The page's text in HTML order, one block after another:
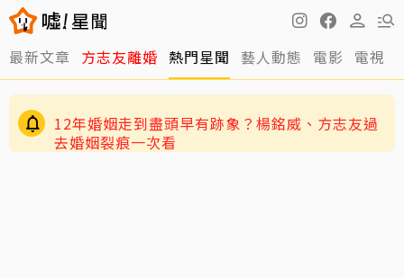
最新文章 方志友離婚 熱門星聞 藝人動態 電影 電視
12年婚姻走到盡頭早有跡象？楊銘威、方志友過
去婚姻裂痕一次看